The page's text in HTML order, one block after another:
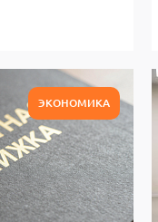
ЭКОНОМИКА